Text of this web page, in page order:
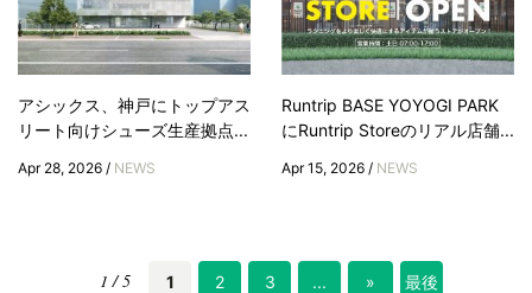
アシックス、神戸にトップアス
リート向けシューズ生産拠点...
Apr 28, 2026 / NEWS
Runtrip BASE YOYOGI PARK
にRuntrip Storeのリアル店舗...
Apr 15, 2026 / NEWS
1 / 5 1 2 3 ... » 最後